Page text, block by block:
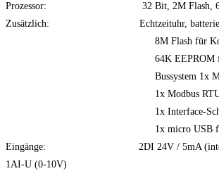
Prozessor: 32 Bit, 2M Flash,
Zusätzlich: Echtzeituhr,
8M Flash für
64K EEPROM für
Bussystem 1x Modbus RTU
1x Modbus RTU Master zur
1x Interface-Schnittstelle
1x micro USB für Software
Eingänge: 2DI 24V / 5mA (interner
1AI-U (0-10V)